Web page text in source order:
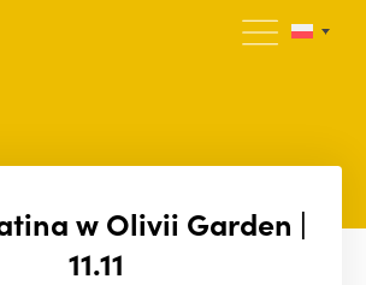
w Olivii Garden |
11.11